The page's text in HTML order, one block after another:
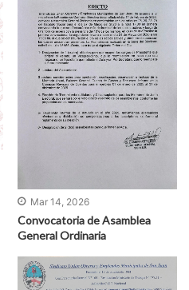
Mar 14, 2026
Convocatoria de Asamblea
General Ordinaria